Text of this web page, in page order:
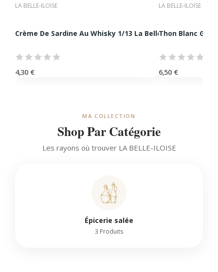
LA BELLE-ILOISE
Crème De Sardine Au Whisky 1/13 La Belle-iloise...
4,30 €
LA BELLE-ILOISE
Thon Blanc
6,50 €
MA COLLECTION
Shop Par Catégorie
Les rayons où trouver LA BELLE-ILOISE
Épicerie salée
3 Produits